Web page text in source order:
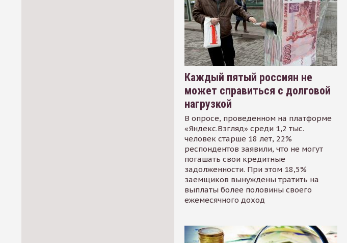
Каждый пятый россиян не
может справиться с долговой
нагрузкой
В опросе, проведенном на платформе
«Яндекс.Взгляд» среди 1,2 тыс.
человек старше 18 лет, 22%
респондентов заявили, что не могут
погашать свои кредитные
задолженности. При этом 18,5%
заемщиков вынуждены тратить на
выплаты более половины своего
ежемесячного доход